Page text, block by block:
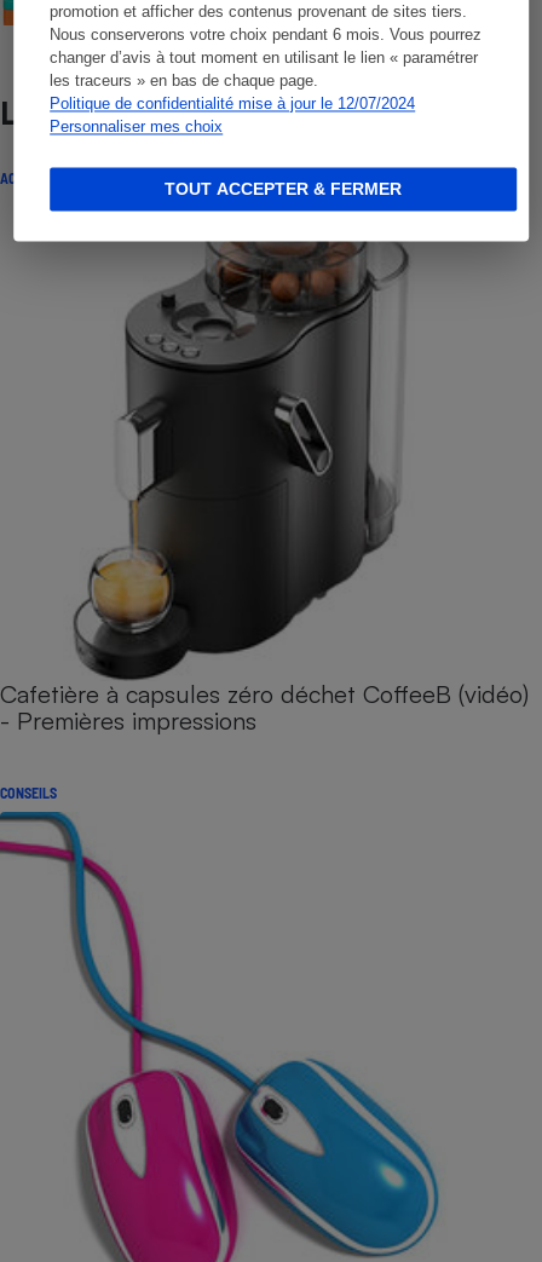
promotion et afficher des contenus provenant de sites tiers.
Nous conserverons votre choix pendant 6 mois. Vous pourrez
changer d’avis à tout moment en utilisant le lien « paramétrer
les traceurs » en bas de chaque page.
Politique de confidentialité mise à jour le 12/07/2024
Personnaliser mes choix
TOUT ACCEPTER & FERMER
Lire aussi
ACTUALITÉ
Cafetière à capsules zéro déchet CoffeeB (vidéo)
- Premières impressions
CONSEILS